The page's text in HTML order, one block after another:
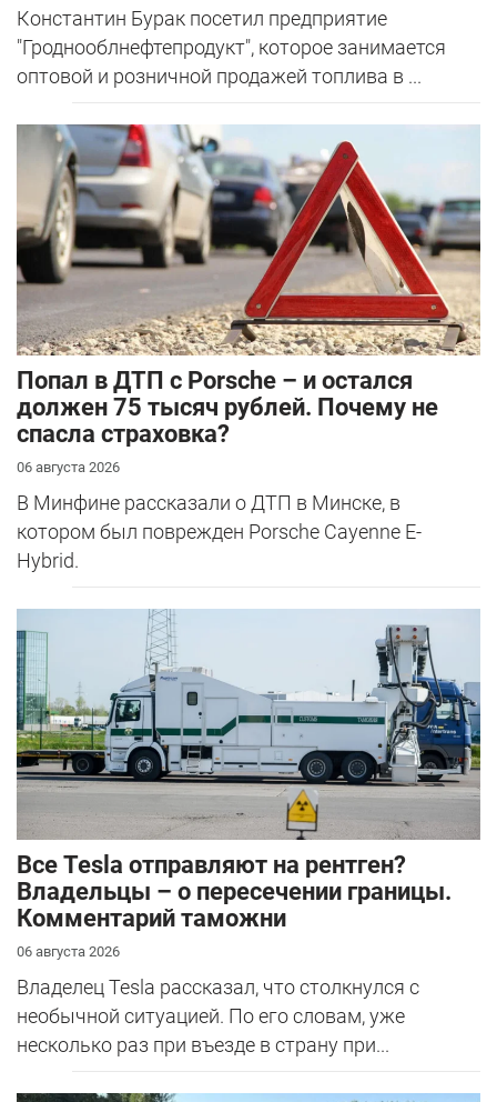
Константин Бурак посетил предприятие
"Гроднооблнефтепродукт", которое занимается
оптовой и розничной продажей топлива в ...
​Попал в ДТП с Porsche – и остался
должен 75 тысяч рублей. Почему не
спасла страховка?
06 августа 2026
В Минфине рассказали о ДТП в Минске, в
котором был поврежден Porsche Cayenne E-
Hybrid.
Все Tesla отправляют на рентген?
Владельцы – о пересечении границы.
Комментарий таможни
06 августа 2026
Владелец Tesla рассказал, что столкнулся с
необычной ситуацией. По его словам, уже
несколько раз при въезде в страну при...